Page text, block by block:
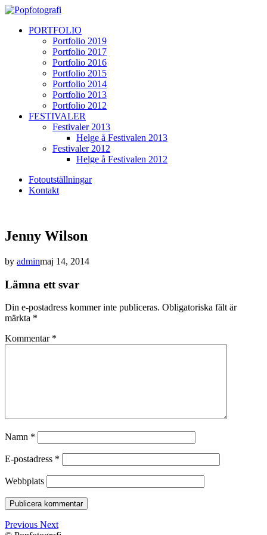
PORTFOLIO
Portfolio 2019
Portfolio 2017
Portfolio 2016
Portfolio 2015
Portfolio 2014
Portfolio 2013
Portfolio 2012
FESTIVALER
Festivaler 2013
Helge å Festivalen 2013
Festivaler 2012
Helge å Festivalen 2012
Fotoutställningar
Kontakt
Jenny Wilson
by adminmaj 14, 2014
Lämna ett svar
Din e-postadress kommer inte publiceras. Obligatoriska fält är
märkta *
Kommentar *
Namn *
E-postadress *
Webbplats
Previous Next